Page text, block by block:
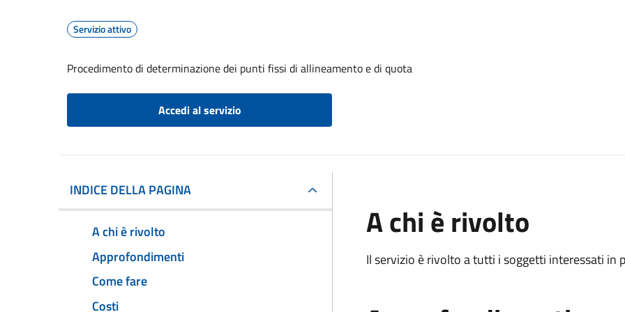
Servizio attivo
Procedimento di determinazione dei punti fissi di allineamento e di quota
Accedi al servizio
INDICE DELLA PAGINA
A chi è rivolto
Approfondimenti
Come fare
Costi
A chi è rivolto
Il servizio è rivolto a tutti i soggetti interessati in